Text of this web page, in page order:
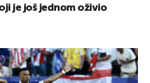
je još jednom oživio